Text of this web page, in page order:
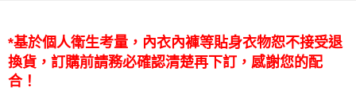
【注意事項】
1.本服務係由「台灣大哥大股份有限公司」（以下簡稱本公司）所提供，讓
用戶於交易時，得透過本服務購買商品或服務，並由商店將買賣／分期付款
２．訂單成立數日內，您將收到繳費通知簡訊。
３．收到繳費通知簡訊後14天內，點擊此簡訊中的連結，可透過四大超商／
ATM／網路銀行／等多元方式進行付款，方視為交易完成。
※ 請注意：結帳手續完成當下不需立刻繳費，但若您需要取消訂單，請聯絡
每筆NT$70，滿NT$899(含以上)免運費
宅配
*基於個人衛生考量，內衣內褲等貼身衣物恕不接受退
換貨，訂購前請務必確認清楚再下訂，感謝您的配
合！